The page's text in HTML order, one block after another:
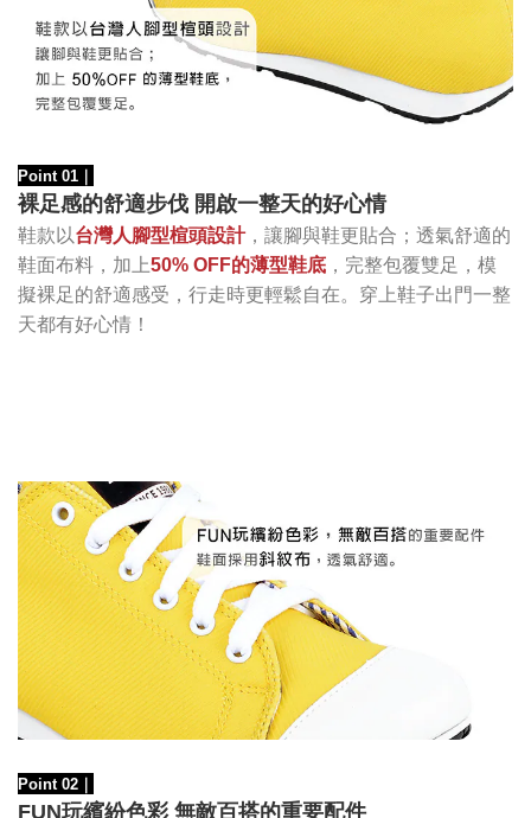
Point 01 ｜
裸足感的舒適步伐 開啟一整天的好心情
鞋款以台灣人腳型楦頭設計，讓腳與鞋更貼合；透氣舒適的
鞋面布料，加上50% OFF的薄型鞋底 ，完整包覆雙足，模
擬裸足的舒適感受，行走時更輕鬆自在。穿上鞋子出門一整
天都有好心情！
Point 02
FUN玩繽紛色彩 無敵百搭的重要配件